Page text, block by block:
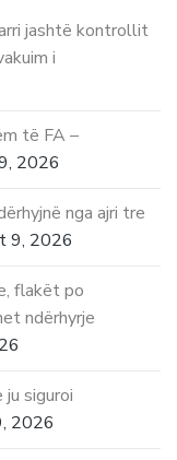
jashtë kontrollit
i
të FA –
2026
nga ajri tre
9, 2026
flakët po
ndërhyrje
siguroi
2026